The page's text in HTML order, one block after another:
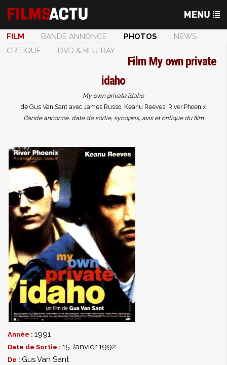
FILM BANDE ANNONCE PHOTOS
NEWS
CRITIQUE
DVD & BLU-RAY
Film My own private
idaho
My own private idaho
de Gus Van Sant avec James Russo, Keanu Reeves, River Phoenix
Bande annonce, date de sortie, synopsis, avis et critique du film
Année : 1991
Date de Sortie : 15 Janvier 1992
De : Gus Van Sant